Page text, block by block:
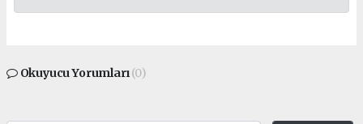
Okuyucu Yorumları(0)